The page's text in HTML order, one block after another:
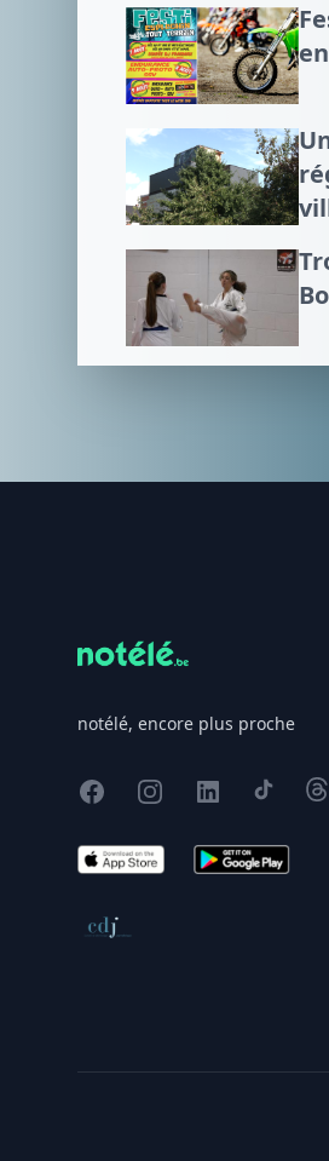
notélé, encore plus proche
FacebookInstagram
X TikTok
App Store Google Play
Conseil de déontologie